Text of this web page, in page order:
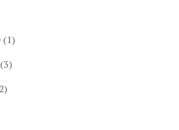
(1)
(3)